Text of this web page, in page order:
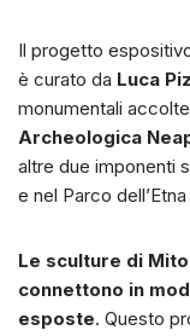
Il progetto
è curato da Luca
monumentali
Archeologica
altre due imponenti
e nel Parco
Le sculture di
connettono in
esposte. Questo